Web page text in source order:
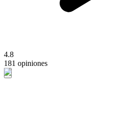
4.8
181 opiniones